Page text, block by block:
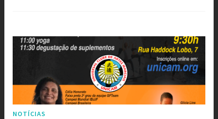
previsto”
NOTÍCIAS